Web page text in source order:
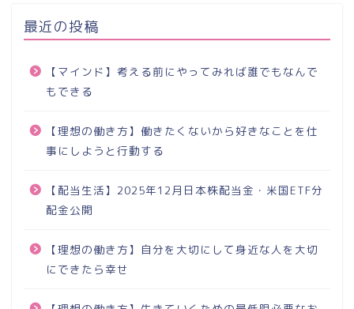
最近の投稿
【マインド】考える前にやってみれば誰でもなんで
もできる
【理想の働き方】働きたくないから好きなことを仕
事にしようと行動する
【配当生活】2025年12月日本株配当金・米国ETF分
配金公開
【理想の働き方】自分を大切にして身近な人を大切
にできたら幸せ